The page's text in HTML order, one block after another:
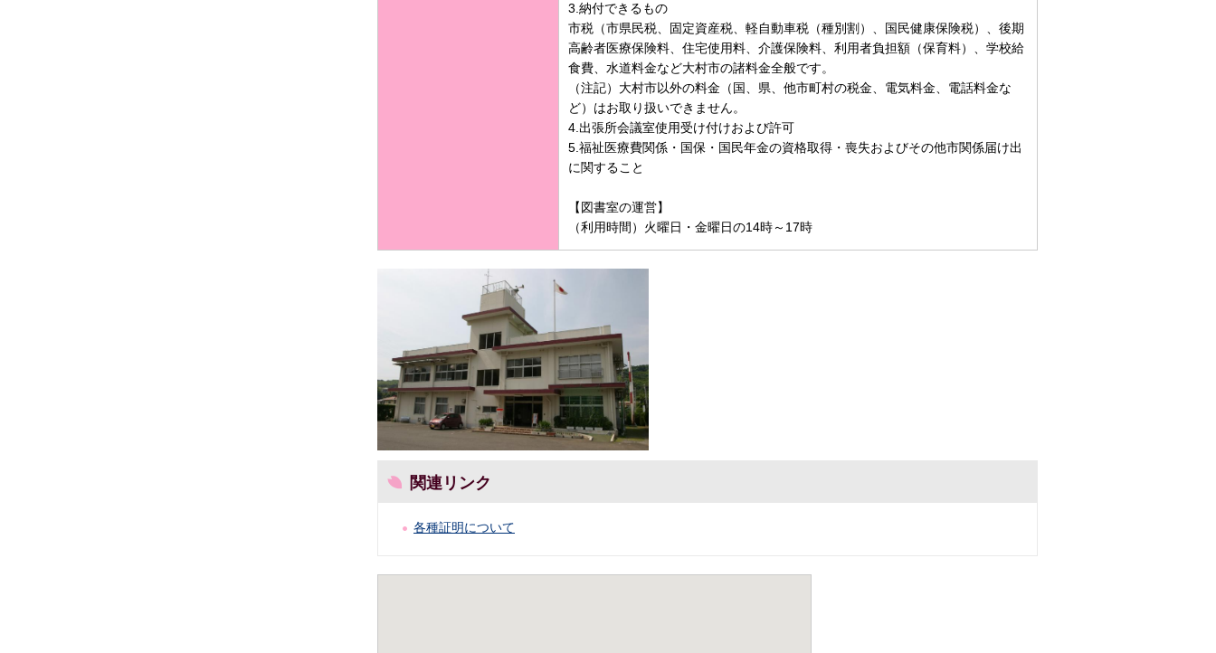
3.納付できるもの
市税（市県民税、固定資産税、軽自動車税（種別割）、国民健康保険税）、後期
高齢者医療保険料、住宅使用料、介護保険料、利用者負担額（保育料）、学校給
食費、水道料金など大村市の諸料金全般です。
（注記）大村市以外の料金（国、県、他市町村の税金、電気料金、電話料金な
ど）はお取り扱いできません。
4.出張所会議室使用受け付けおよび許可
5.福祉医療費関係・国保・国民年金の資格取得・喪失およびその他市関係届け出
に関すること
【図書室の運営】
（利用時間）火曜日・金曜日の14時～17時
関連リンク
各種証明について